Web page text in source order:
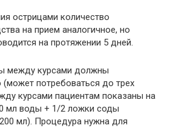
острицами количество
на прием аналогичное, но
на протяжении 5 дней.
между курсами должны
потребоваться до трех
курсами пациентам показаны на
мл воды + 1/2 ложки соды
мл). Процедура нужна для